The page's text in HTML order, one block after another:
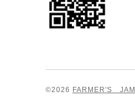
©2026 FARMER'S JAM